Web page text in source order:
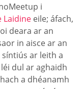
i
Laidine eile; áfach,
deara ar an
in aisce ar an
ar leith a
dul ar aghaidh
a dhéanamh